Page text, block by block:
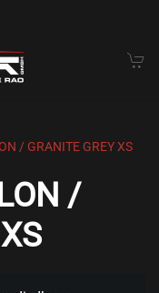
/ GRANITE GREY XS
/